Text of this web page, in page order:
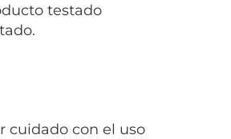
testado
cuidado con el uso